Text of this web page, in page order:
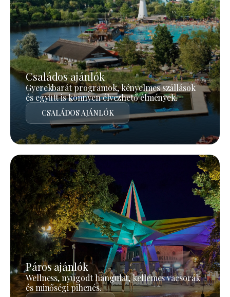
Családos ajánlók
Gyerekbarát programok, kényelmes szállások
és együtt is könnyen élvezhető élmények.
CSALÁDOS AJÁNLÓK
Páros ajánlók
Wellness, nyugodt hangulat, kellemes vacsorák
és minőségi pihenés.